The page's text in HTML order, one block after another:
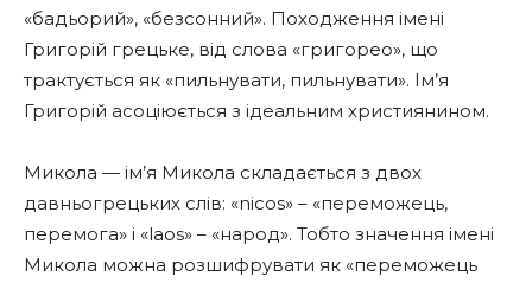
«бадьорий», «безсонний». Походження імені
Григорій грецьке, від слова «григорео», що
трактується як «пильнувати, пильнувати». Ім’я
Григорій асоціюється з ідеальним християнином.
Микола — ім’я Микола складається з двох
давньогрецьких слів: «nicos» – «переможець,
перемога» і «laos» – «народ». Тобто значення імені
Микола можна розшифрувати як «переможець